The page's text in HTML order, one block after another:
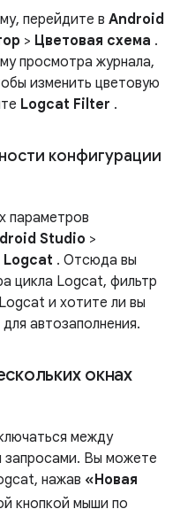
перейдите в Android
> Цветовая схема .
просмотра журнала,
изменить цветовую
Logcat Filter .
конфигурации
параметров
Studio >
Logcat . Отсюда вы
цикла Logcat, фильтр
и хотите ли вы
автозаполнения.
окнах
между
запросами. Вы можете
нажав «Новая
кнопкой мыши по